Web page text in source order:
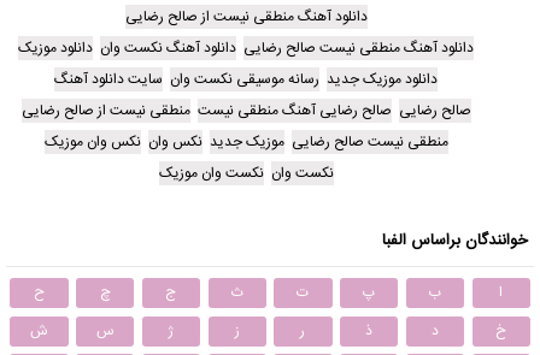
دانلود آهنگ منطقی نیست از صالح رضایی
دانلود آهنگ منطقی نیست صالح رضایی دانلود آهنگ نکست وان دانلود موزیک
دانلود موزیک جدید رسانه موسیقی نکست وان سایت دانلود آهنگ
صالح رضایی صالح رضایی آهنگ منطقی نیست منطقی نیست از صالح رضایی
منطقی نیست صالح رضایی موزیک جدید نکس وان نکس وان موزیک
نکست وان نکست وان موزیک
خوانندگان براساس الفبا
ا ب پ ت ث ج چ
ح
خ
د ذ ر ز ژ س
ش